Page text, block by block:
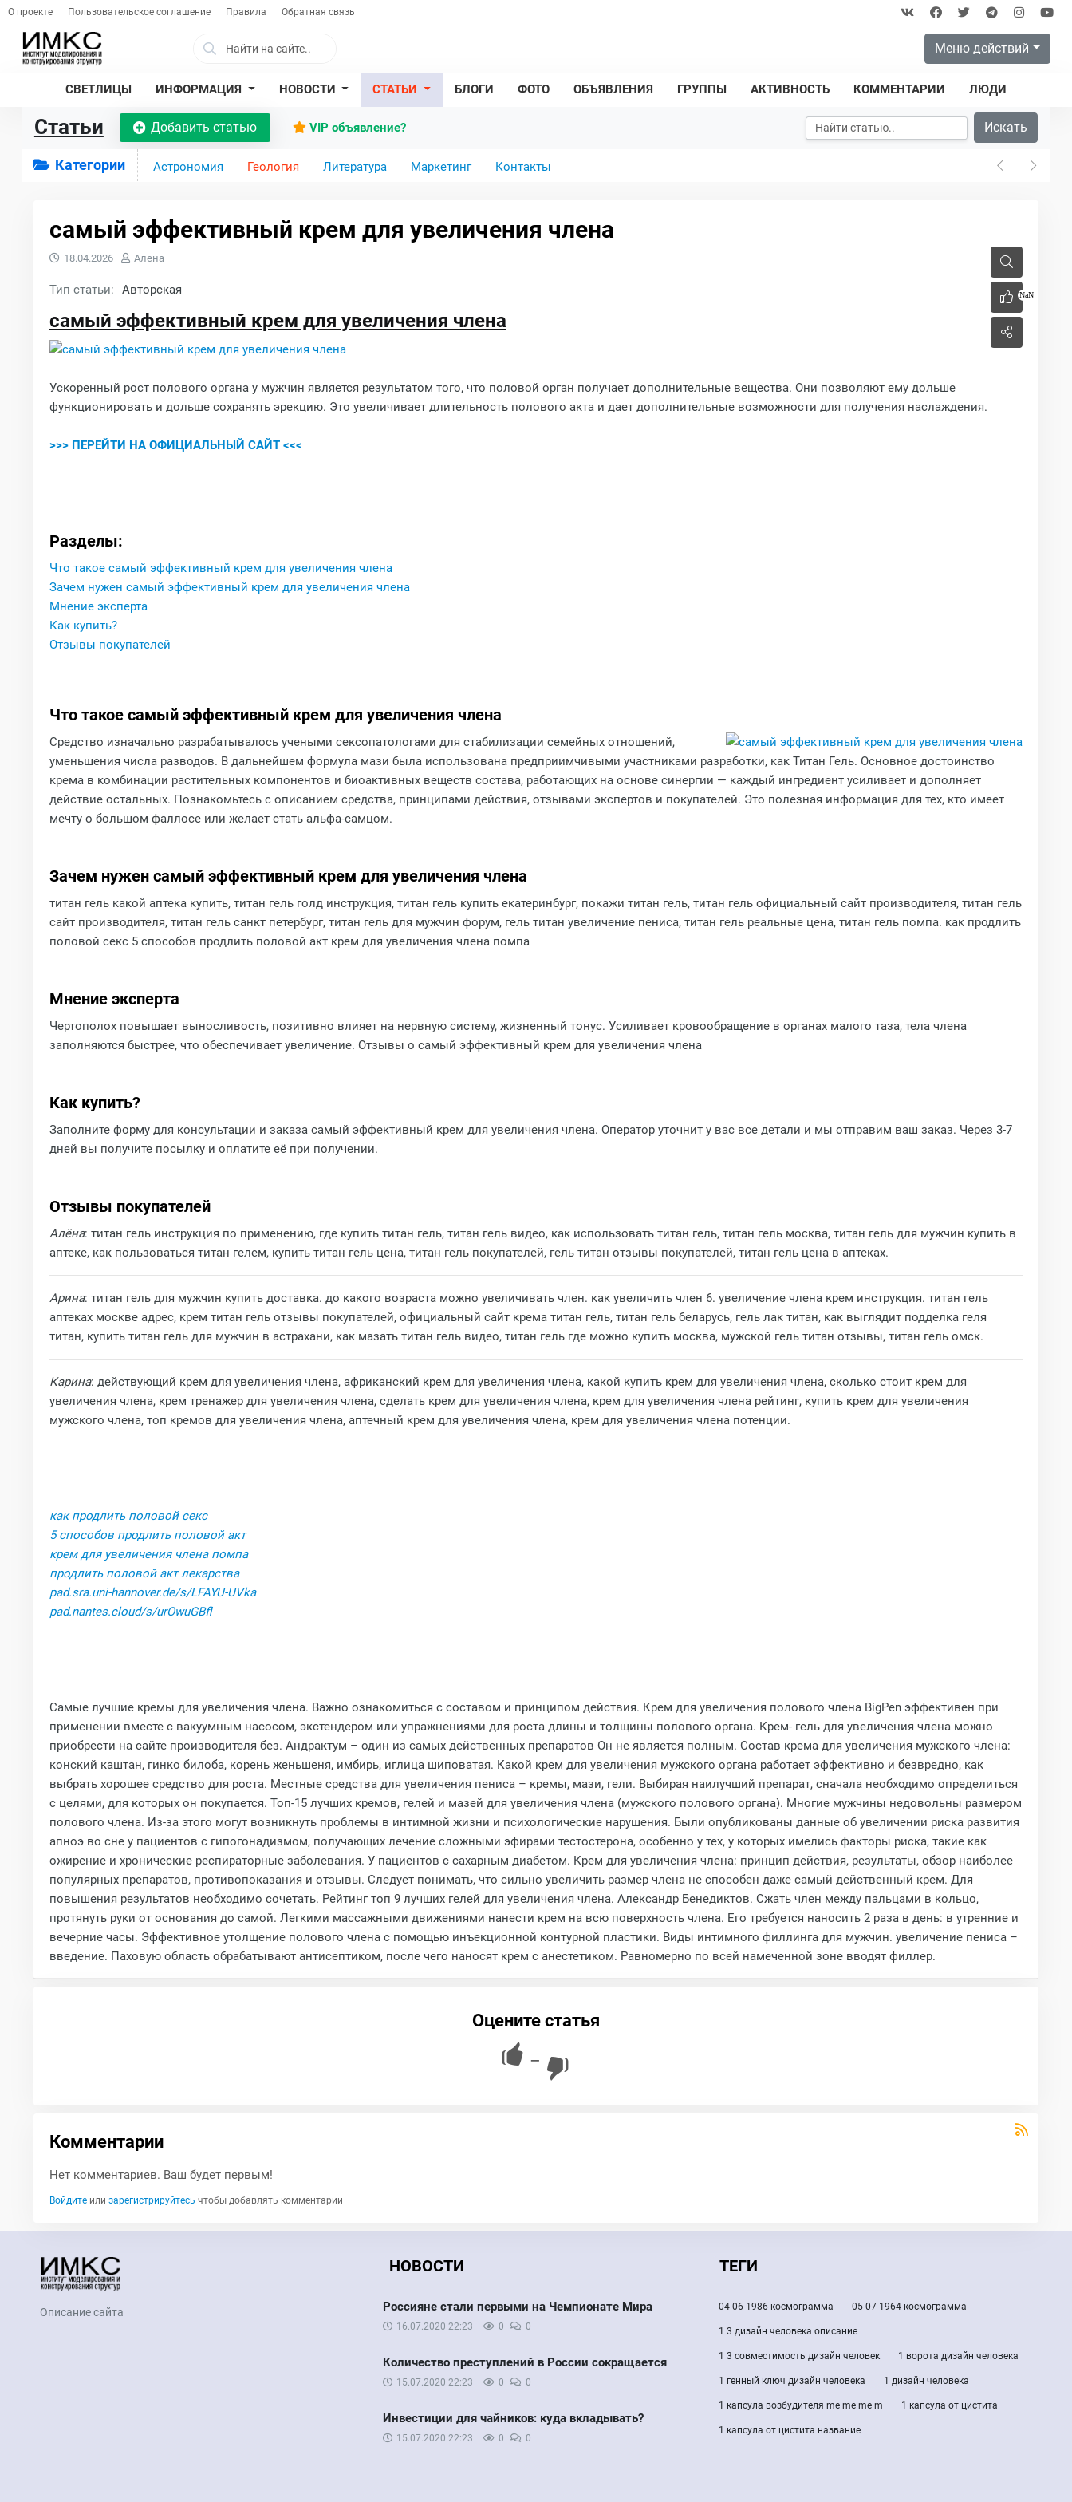
О проекте Пользовательское соглашение Правила Обратная связь
Меню действий
СВЕТЛИЦЫ ИНФОРМАЦИЯ НОВОСТИ СТАТЬИ БЛОГИ ФОТО ОБЪЯВЛЕНИЯ ГРУППЫ АКТИВНОСТЬ КОММЕНТАРИИ ЛЮДИ
Статьи Добавить статью VIP объявление? Искать
Категории Астрономия Геология Литература Маркетинг Контакты
самый эффективный крем для увеличения члена
NaN
18.04.2026 Алена
Тип статьи: Авторская
самый эффективный крем для увеличения члена
Ускоренный рост полового органа у мужчин является результатом того, что половой орган получает дополнительные вещества. Они позволяют ему дольше
функционировать и дольше сохранять эрекцию. Это увеличивает длительность полового акта и дает дополнительные возможности для получения наслаждения.
>>> ПЕРЕЙТИ НА ОФИЦИАЛЬНЫЙ САЙТ <<<
Разделы:
Что такое самый эффективный крем для увеличения члена
Зачем нужен самый эффективный крем для увеличения члена
Мнение эксперта
Как купить?
Отзывы покупателей
Что такое самый эффективный крем для увеличения члена
Средство изначально разрабатывалось учеными сексопатологами для стабилизации семейных отношений,
уменьшения числа разводов. В дальнейшем формула мази была использована предприимчивыми участниками разработки, как Титан Гель. Основное достоинство
крема в комбинации растительных компонентов и биоактивных веществ состава, работающих на основе синергии — каждый ингредиент усиливает и дополняет
действие остальных. Познакомьтесь с описанием средства, принципами действия, отзывами экспертов и покупателей. Это полезная информация для тех, кто имеет
мечту о большом фаллосе или желает стать альфа-самцом.
Зачем нужен самый эффективный крем для увеличения члена
титан гель какой аптека купить, титан гель голд инструкция, титан гель купить екатеринбург, покажи титан гель, титан гель официальный сайт производителя, титан гель
сайт производителя, титан гель санкт петербург, титан гель для мужчин форум, гель титан увеличение пениса, титан гель реальные цена, титан гель помпа. как продлить
половой секс 5 способов продлить половой акт крем для увеличения члена помпа
Мнение эксперта
Чертополох повышает выносливость, позитивно влияет на нервную систему, жизненный тонус. Усиливает кровообращение в органах малого таза, тела члена
заполняются быстрее, что обеспечивает увеличение. Отзывы о самый эффективный крем для увеличения члена
Как купить?
Заполните форму для консультации и заказа самый эффективный крем для увеличения члена. Оператор уточнит у вас все детали и мы отправим ваш заказ. Через 3-7
дней вы получите посылку и оплатите её при получении.
Отзывы покупателей
Алёна: титан гель инструкция по применению, где купить титан гель, титан гель видео, как использовать титан гель, титан гель москва, титан гель для мужчин купить в
аптеке, как пользоваться титан гелем, купить титан гель цена, титан гель покупателей, гель титан отзывы покупателей, титан гель цена в аптеках.
Арина: титан гель для мужчин купить доставка. до какого возраста можно увеличивать член. как увеличить член 6. увеличение члена крем инструкция. титан гель
аптеках москве адрес, крем титан гель отзывы покупателей, официальный сайт крема титан гель, титан гель беларусь, гель лак титан, как выглядит подделка геля
титан, купить титан гель для мужчин в астрахани, как мазать титан гель видео, титан гель где можно купить москва, мужской гель титан отзывы, титан гель омск.
Карина: действующий крем для увеличения члена, африканский крем для увеличения члена, какой купить крем для увеличения члена, сколько стоит крем для
увеличения члена, крем тренажер для увеличения члена, сделать крем для увеличения члена, крем для увеличения члена рейтинг, купить крем для увеличения
мужского члена, топ кремов для увеличения члена, аптечный крем для увеличения члена, крем для увеличения члена потенции.
как продлить половой секс
5 способов продлить половой акт
крем для увеличения члена помпа
продлить половой акт лекарства
pad.sra.uni-hannover.de/s/LFAYU-UVka
pad.nantes.cloud/s/urOwuGBfl
Самые лучшие кремы для увеличения члена. Важно ознакомиться с составом и принципом действия. Крем для увеличения полового члена BigPen эффективен при
применении вместе с вакуумным насосом, экстендером или упражнениями для роста длины и толщины полового органа. Крем- гель для увеличения члена можно
приобрести на сайте производителя без. Андрактум – один из самых действенных препаратов Он не является полным. Состав крема для увеличения мужского члена:
конский каштан, гинко билоба, корень женьшеня, имбирь, иглица шиповатая. Какой крем для увеличения мужского органа работает эффективно и безвредно, как
выбрать хорошее средство для роста. Местные средства для увеличения пениса – кремы, мази, гели. Выбирая наилучший препарат, сначала необходимо определиться
с целями, для которых он покупается. Топ-15 лучших кремов, гелей и мазей для увеличения члена (мужского полового органа). Многие мужчины недовольны размером
полового члена. Из-за этого могут возникнуть проблемы в интимной жизни и психологические нарушения. Были опубликованы данные об увеличении риска развития
апноэ во сне у пациентов с гипогонадизмом, получающих лечение сложными эфирами тестостерона, особенно у тех, у которых имелись факторы риска, такие как
ожирение и хронические респираторные заболевания. У пациентов с сахарным диабетом. Крем для увеличения члена: принцип действия, результаты, обзор наиболее
популярных препаратов, противопоказания и отзывы. Следует понимать, что сильно увеличить размер члена не способен даже самый действенный крем. Для
повышения результатов необходимо сочетать. Рейтинг топ 9 лучших гелей для увеличения члена. Александр Бенедиктов. Сжать член между пальцами в кольцо,
протянуть руки от основания до самой. Легкими массажными движениями нанести крем на всю поверхность члена. Его требуется наносить 2 раза в день: в утренние и
вечерние часы. Эффективное утолщение полового члена с помощью инъекционной контурной пластики. Виды интимного филлинга для мужчин. увеличение пениса –
введение. Паховую область обрабатывают антисептиком, после чего наносят крем с анестетиком. Равномерно по всей намеченной зоне вводят филлер.
Оцените статья
—
Комментарии
Нет комментариев. Ваш будет первым!
Войдитеили зарегистрируйтесь чтобы добавлять комментарии
Описание сайта
НОВОСТИ
Россияне стали первыми на Чемпионате Мира
16.07.2020 22:23 0 0
Количество преступлений в России сокращается
15.07.2020 22:23 0 0
Инвестиции для чайников: куда вкладывать?
15.07.2020 22:23 0 0
ТЕГИ
04 06 1986 космограмма 05 07 1964 космограмма
1 3 дизайн человека описание
1 3 совместимость дизайн человек 1 ворота дизайн человека
1 генный ключ дизайн человека 1 дизайн человека
1 капсула возбудителя me me me m 1 капсула от цистита
1 капсула от цистита название